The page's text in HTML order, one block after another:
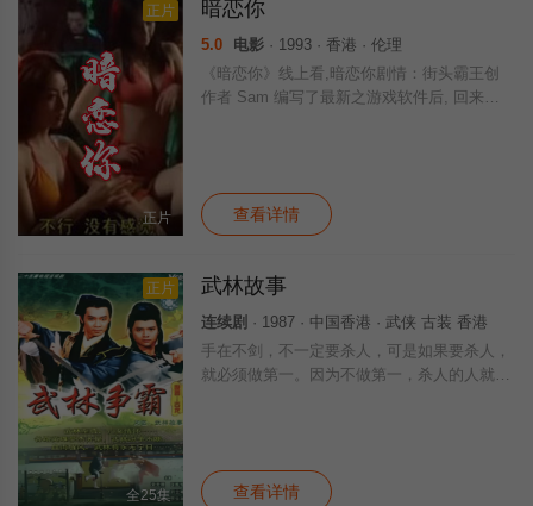
正片
正片
暗恋你
5.0 电影 · 1993 · 香港 · 伦理
《暗恋你》线上看,暗恋你剧情：街头霸王创
作者 Sam 编写了最新之游戏软件后, 回来家
查看详情
正片
全25集
武林故事
连续剧 · 1987 · 中国香港 · 武侠 古装 香港
手在不剑，不一定要杀人，可是如果要杀人，
就必须做第一。因为不做第一，杀人的人就要
面
查看详情